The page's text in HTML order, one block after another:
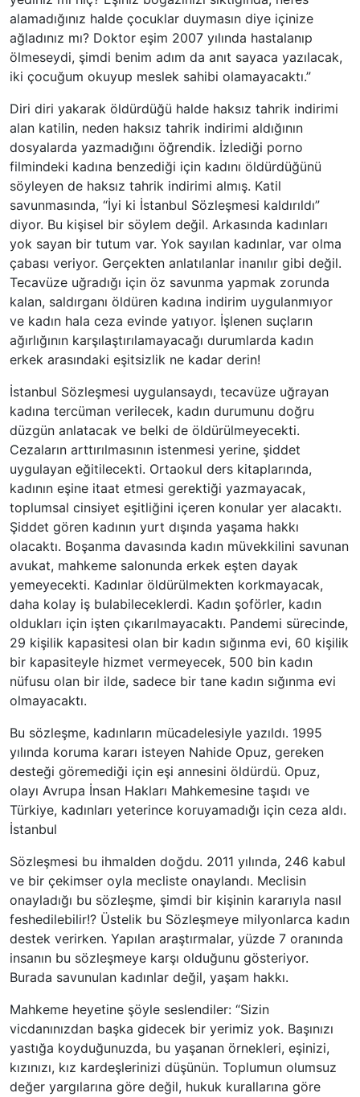
alamadığınız halde çocuklar duymasın diye içinize
ağladınız mı? Doktor eşim 2007 yılında hastalanıp
ölmeseydi, şimdi benim adım da anıt sayaca yazılacak,
iki çocuğum okuyup meslek sahibi olamayacaktı.”
Diri diri yakarak öldürdüğü halde haksız tahrik indirimi
alan katilin, neden haksız tahrik indirimi aldığının
dosyalarda yazmadığını öğrendik. İzlediği porno
filmindeki kadına benzediği için kadını öldürdüğünü
söyleyen de haksız tahrik indirimi almış. Katil
savunmasında, “İyi ki İstanbul Sözleşmesi kaldırıldı”
diyor. Bu kişisel bir söylem değil. Arkasında kadınları
yok sayan bir tutum var. Yok sayılan kadınlar, var olma
çabası veriyor. Gerçekten anlatılanlar inanılır gibi değil.
Tecavüze uğradığı için öz savunma yapmak zorunda
kalan, saldırganı öldüren kadına indirim uygulanmıyor
ve kadın hala ceza evinde yatıyor. İşlenen suçların
ağırlığının karşılaştırılamayacağı durumlarda kadın
erkek arasındaki eşitsizlik ne kadar derin!
İstanbul Sözleşmesi uygulansaydı, tecavüze uğrayan
kadına tercüman verilecek, kadın durumunu doğru
düzgün anlatacak ve belki de öldürülmeyecekti.
Cezaların arttırılmasının istenmesi yerine, şiddet
uygulayan eğitilecekti. Ortaokul ders kitaplarında,
kadının eşine itaat etmesi gerektiği yazmayacak,
toplumsal cinsiyet eşitliğini içeren konular yer alacaktı.
Şiddet gören kadının yurt dışında yaşama hakkı
olacaktı. Boşanma davasında kadın müvekkilini savunan
avukat, mahkeme salonunda erkek eşten dayak
yemeyecekti. Kadınlar öldürülmekten korkmayacak,
daha kolay iş bulabileceklerdi. Kadın şoförler, kadın
oldukları için işten çıkarılmayacaktı. Pandemi sürecinde,
29 kişilik kapasitesi olan bir kadın sığınma evi, 60 kişilik
bir kapasiteyle hizmet vermeyecek, 500 bin kadın
nüfusu olan bir ilde, sadece bir tane kadın sığınma evi
olmayacaktı.
Bu sözleşme, kadınların mücadelesiyle yazıldı. 1995
yılında koruma kararı isteyen Nahide Opuz, gereken
desteği göremediği için eşi annesini öldürdü. Opuz,
olayı Avrupa İnsan Hakları Mahkemesine taşıdı ve
Türkiye, kadınları yeterince koruyamadığı için ceza aldı.
İstanbul
Sözleşmesi bu ihmalden doğdu. 2011 yılında, 246 kabul
ve bir çekimser oyla mecliste onaylandı. Meclisin
onayladığı bu sözleşme, şimdi bir kişinin kararıyla nasıl
feshedilebilir!? Üstelik bu Sözleşmeye milyonlarca kadın
destek verirken. Yapılan araştırmalar, yüzde 7 oranında
insanın bu sözleşmeye karşı olduğunu gösteriyor.
Burada savunulan kadınlar değil, yaşam hakkı.
Mahkeme heyetine şöyle seslendiler: “Sizin
vicdanınızdan başka gidecek bir yerimiz yok. Başınızı
yastığa koyduğunuzda, bu yaşanan örnekleri, eşinizi,
kızınızı, kız kardeşlerinizi düşünün. Toplumun olumsuz
değer yargılarına göre değil, hukuk kurallarına göre